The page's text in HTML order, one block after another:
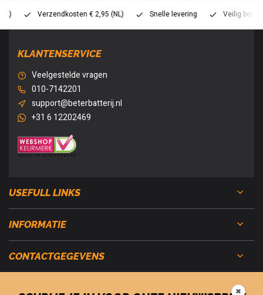
Verzendkosten € 2,95 (NL) Snelle levering Veilig betalen
KLANTENSERVICE
Veelgestelde vragen
010-7142201
support@beterbatterij.nl
+31 6 12202469
USEFULL LINKS
INFORMATIE
CONTACTGEGEVENS
✖